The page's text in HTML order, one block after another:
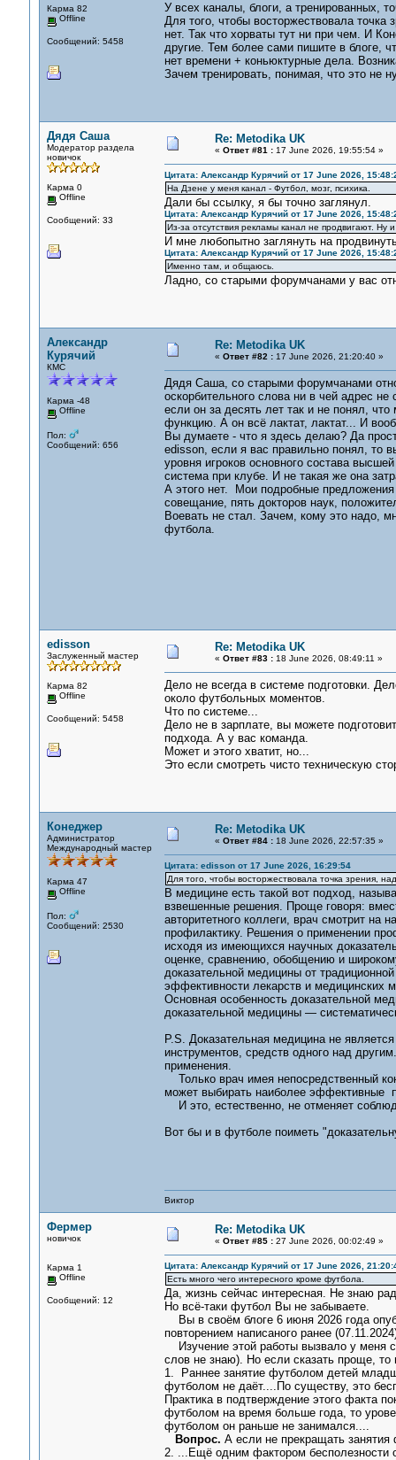
Карма 82
Offline
Сообщений: 5458
У всех каналы, блоги, а тренированных,
Для того, чтобы восторжествовала точка
нет. Так что хорваты тут ни при чем. И
другие. Тем более сами пишите в блоге,
нет времени + коньюктурные дела.
Зачем тренировать, понимая, что это
Дядя Саша
Модератор раздела
новичок
Карма 0
Offline
Сообщений: 33
Re: Metodika UK
« Ответ #81 :17 June 2026, 19:55:54 »
Цитата: Александр Курячий от 17 June 2026,
На Дзене у меня канал - Футбол, мозг, психика.
Дали бы ссылку, я бы точно заглянул.
Цитата: Александр Курячий от 17 June 2026,
Из-за отсутствия рекламы канал не продвигают.
И мне любопытно заглянуть на
Цитата: Александр Курячий от 17 June 2026,
Именно там, и общаюсь.
Ладно, со старыми форумчанами у вас
Александр
Курячий
КМС
Карма -48
Offline
Пол:
Сообщений: 656
Re: Metodika UK
« Ответ #82 :17 June 2026, 21:20:40 »
Дядя Саша, со старыми форумчанами
оскорбительного слова ни в чей адрес
если он за десять лет так и не понял,
функцию. А он всё лактат, лактат... И
Вы думаете - что я здесь делаю? Да
edisson, если я вас правильно понял, то
уровня игроков основного состава
система при клубе. И не такая же она
А этого нет. Мои подробные
совещание, пять докторов наук,
Воевать не стал. Зачем, кому это надо,
футбола.
edisson
Заслуженный мастер
Карма 82
Offline
Сообщений: 5458
Re: Metodika UK
« Ответ #83 :18 June 2026, 08:49:11 »
Дело не всегда в системе подготовки.
около футбольных моментов.
Что по системе...
Дело не в зарплате, вы можете
подхода. А у вас команда.
Может и этого хватит, но...
Это если смотреть чисто техническую
Конеджер
Администратор
Международный мастер
Карма 47
Offline
Пол:
Сообщений: 2530
Re: Metodika UK
« Ответ #84 :18 June 2026, 22:57:35 »
Цитата: edisson от 17 June 2026, 16:29:54
Для того, чтобы восторжествовала точка зрения,
В медицине есть такой вот подход,
взвешенные решения. Проще говоря:
авторитетного коллеги, врач смотрит на
профилактику. Решения о применении
исходя из имеющихся научных
оценке, сравнению, обобщению и
доказательной медицины от
эффективности лекарств и медицинских
Основная особенность доказательной
доказательной медицины —
P.S. Доказательная медицина не
инструментов, средств одного над
применения.
Только врач имея непосредственный
может выбирать наиболее эффективные
И это, естественно, не отменяет
Вот бы и в футболе поиметь
Виктор
Фермер
новичок
Карма 1
Offline
Сообщений: 12
Re: Metodika UK
« Ответ #85 :27 June 2026, 00:02:49 »
Цитата: Александр Курячий от 17 June 2026,
Есть много чего интересного кроме футбола.
Да, жизнь сейчас интересная. Не знаю
Но всё-таки футбол Вы не забываете.
Вы в своём блоге 6 июня 2026 года
повторением написаного ранее
Изучение этой работы вызвало у меня
слов не знаю). Но если сказать проще,
1. Раннее занятие футболом детей
футболом не даёт....По существу, это
Практика в подтверждение этого факта
футболом на время больше года, то
футболом он раньше не занимался....
Вопрос. А если не прекращать занятия
2. ...Ещё одним фактором бесполезности